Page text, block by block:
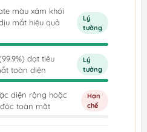
màu xám khói
mắt hiệu quả
Lý
tưởng
đạt tiêu
toàn diện
Lý
tưởng
diện rộng hoặc
toàn mặt
Hạn
chế